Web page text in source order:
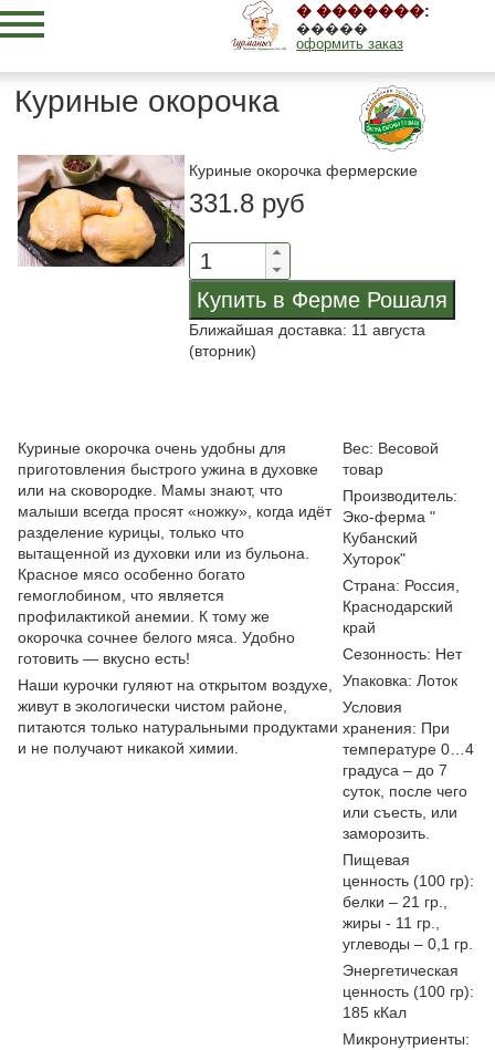
� �������:
�����
оформить заказ
Куриные окорочка
Куриные окорочка фермерские
331.8 руб
Ближайшая доставка: 11 августа
(вторник)
Куриные окорочка очень удобны для
приготовления быстрого ужина в духовке
или на сковородке. Мамы знают, что
малыши всегда просят «ножку», когда идёт
разделение курицы, только что
вытащенной из духовки или из бульона.
Красное мясо особенно богато
гемоглобином, что является
профилактикой анемии. К тому же
окорочка сочнее белого мяса. Удобно
готовить — вкусно есть!
Наши курочки гуляют на открытом воздухе,
живут в экологически чистом районе,
питаются только натуральными продуктами
и не получают никакой химии.
Вес: Весовой
товар
Производитель:
Эко-ферма "
Кубанский
Хуторок"
Страна: Россия,
Краснодарский
край
Сезонность: Нет
Упаковка: Лоток
Условия
хранения: При
температуре 0…4
градуса – до 7
суток, после чего
или съесть, или
заморозить.
Пищевая
ценность (100 гр):
белки – 21 гр.,
жиры - 11 гр.,
углеводы – 0,1 гр.
Энергетическая
ценность (100 гр):
185 кКал
Микронутриенты: